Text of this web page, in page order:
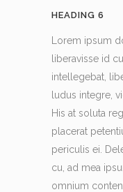
HEADING 6
Lorem ipsum
liberavisse id
intellegebat,
ludus integre,
His at soluta
placerat
periculis ei.
cu, ad mea
omnium